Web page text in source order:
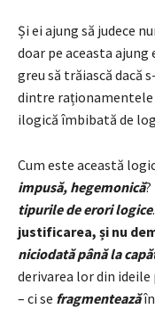
Și ei ajung să judece
doar pe aceasta ajung
greu să trăiască dacă
dintre raționamentele
ilogică îmbibată de
Cum este această
impusă, hegemonică
tipurile de erori logice
justificarea, și nu
niciodată până la
derivarea lor din
– ci se fragmenteazăîn